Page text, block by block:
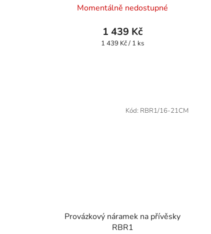
Momentálně nedostupné
1 439 Kč
Měrná
1 439 Kč / 1 ks
Provázkový náramek na přívěsky
RBR1
Kód: RBR1/16-21CM